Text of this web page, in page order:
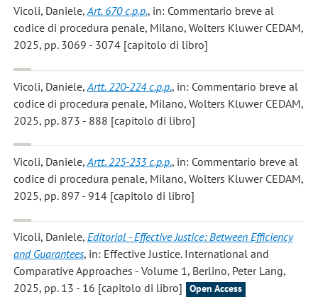
Vicoli, Daniele,Art. 670 c.p.p., in: Commentario breve al
codice di procedura penale, Milano, Wolters Kluwer CEDAM,
2025, pp. 3069 - 3074 [capitolo di libro]
Vicoli, Daniele, Artt. 220-224 c.p.p., in: Commentario breve al
codice di procedura penale, Milano, Wolters Kluwer CEDAM,
2025, pp. 873 - 888 [capitolo di libro]
Vicoli, Daniele,Artt. 225-233 c.p.p., in: Commentario breve al
codice di procedura penale, Milano, Wolters Kluwer CEDAM,
2025, pp. 897 - 914 [capitolo di libro]
Vicoli, Daniele, Editorial - Effective Justice: Between Efficiency
and Guarantees, in: Effective Justice. International and
Comparative Approaches - Volume 1, Berlino, Peter Lang,
2025, pp. 13 - 16 [capitolo di libro]
Open Access